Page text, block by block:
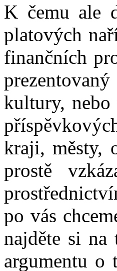
K čemu ale
platových
finančních
kultury, nebo
kraji, městy,
prostě
po vás
najděte si na
argumentu o